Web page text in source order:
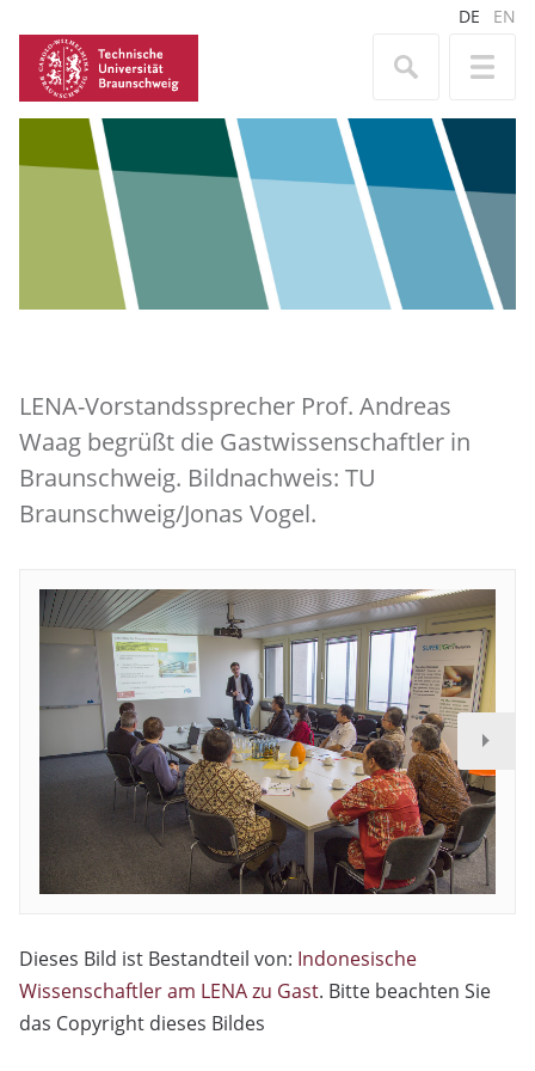
DE EN
LENA-Vorstandssprecher Prof. Andreas
Waag begrüßt die Gastwissenschaftler in
Braunschweig. Bildnachweis: TU
Braunschweig/Jonas Vogel.
Dieses Bild ist Bestandteil von: Indonesische
Wissenschaftler am LENA zu Gast. Bitte beachten Sie
das Copyright dieses Bildes